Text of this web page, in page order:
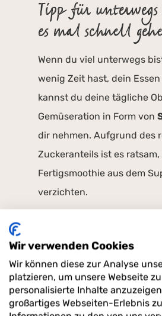
Wir verwenden Cookies
Wir können diese zur Analyse
platzieren, um unsere Webseite
personalisierte Inhalte
großartiges Webseiten-Erlebnis
Tipp für unterwegs
es mal schnell
Wenn du viel unterwegs
wenig Zeit hast, dein
kannst du deine tägliche
Gemüseration in Form von
dir nehmen. Aufgrund des
Zuckeranteils ist es
Fertigsmoothie aus dem
verzichten.
geschält und erhitzt wird,
wichtige Vitamine und
verloren. Wer jedoch Zeit
einen Smoothie selbst